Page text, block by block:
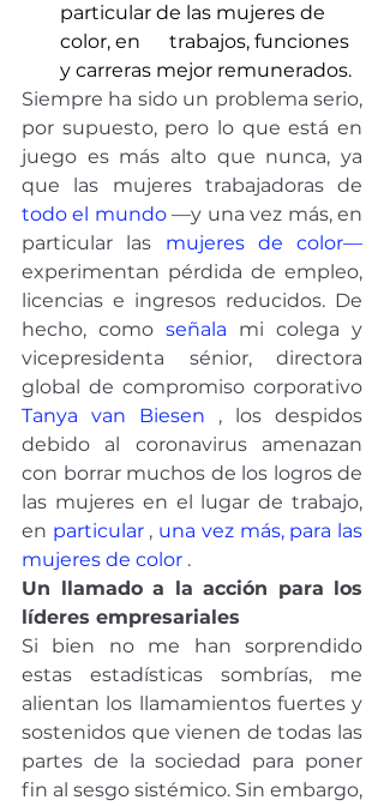
particular de las mujeres de
color, en      trabajos, funciones
y carreras mejor remunerados.
Siempre ha sido un problema serio,
por supuesto, pero lo que está en
juego es más alto que nunca, ya
todo el mundo —y una vez más, en
particular las mujeres de color—
experimentan pérdida de empleo,
licencias e ingresos reducidos. De
hecho, como señala mi colega y
vicepresidenta sénior, directora
Tanya van Biesen , los despidos
debido al coronavirus amenazan
con borrar muchos de los logros de
las mujeres en el lugar de trabajo,
en particular , una vez más, para las
mujeres de color .
Un llamado a la acción para los
líderes empresariales
Si bien no me han sorprendido
estas estadísticas sombrías, me
alientan los llamamientos fuertes y
sostenidos que vienen de todas las
partes de la sociedad para poner
fin al sesgo sistémico. Sin embargo,